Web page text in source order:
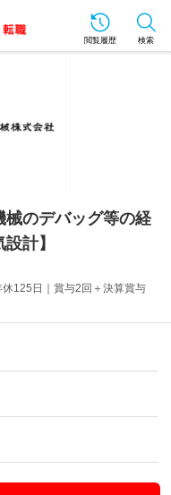
閲覧履歴 検索
のデバッグ等の経
計】
125日｜賞与2回＋決算賞与